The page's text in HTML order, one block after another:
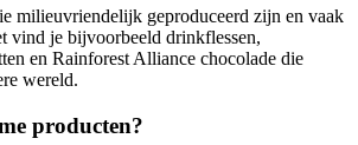
milieuvriendelijk geproduceerd zijn en vaak
vind je bijvoorbeeld drinkflessen,
en Rainforest Alliance chocolade die
wereld.
producten?